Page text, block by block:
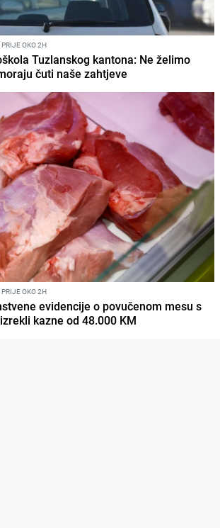
PRIJE OKO 2H
Tuzlanskog kantona: Ne želimo
čuti naše zahtjeve
PRIJE OKO 2H
evidencije o povučenom mesu s
kazne od 48.000 KM